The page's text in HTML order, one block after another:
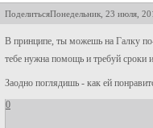
ПоделитьсяПонедельник, 23 июля,
В принципе, ты можешь на Галку
тебе нужна помощь и требуй сроки
Заодно поглядишь - как ей
0